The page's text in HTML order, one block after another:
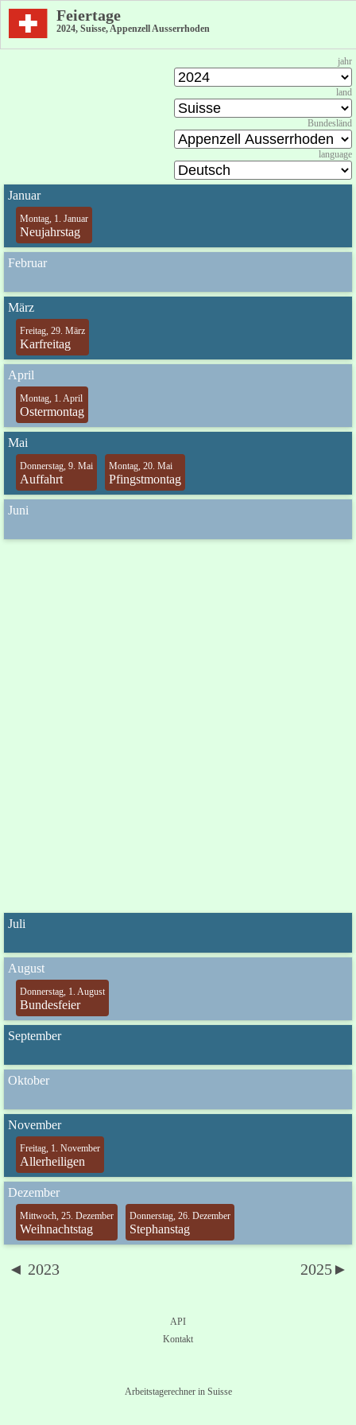
Feiertage
2024, Suisse, Appenzell Ausserrhoden
jahr
land
Bundesländ
language
Januar
Montag, 1. Januar
Neujahrstag
Februar
März
Freitag, 29. März
Karfreitag
April
Montag, 1. April
Ostermontag
Mai
Donnerstag, 9. Mai
Auffahrt
Montag, 20. Mai
Pfingstmontag
Juni
Juli
August
Donnerstag, 1. August
Bundesfeier
September
Oktober
November
Freitag, 1. November
Allerheiligen
Dezember
Mittwoch, 25. Dezember
Weihnachtstag
Donnerstag, 26. Dezember
Stephanstag
◄ 2023 2025►
API
Kontakt
Arbeitstagerechner in Suisse